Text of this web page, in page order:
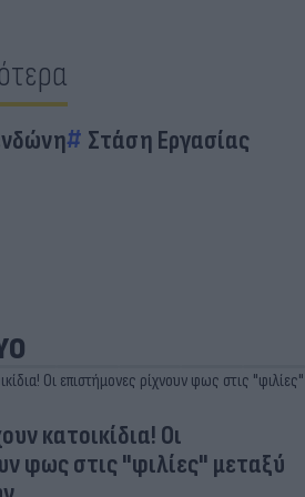
Στάση Εργασίας
κατοικίδια! Οι
φως στις "φιλίες" μεταξύ